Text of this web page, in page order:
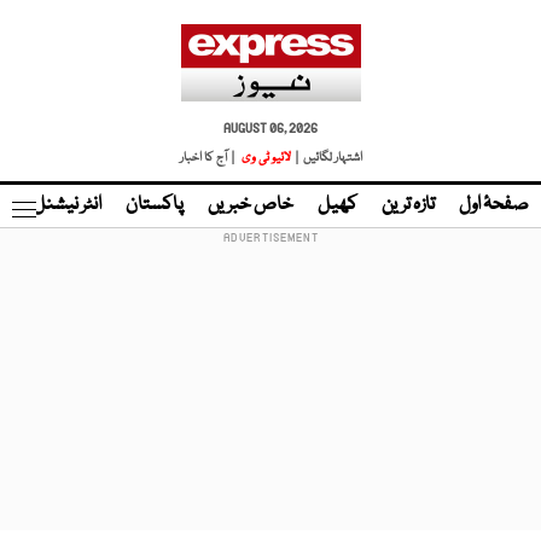
AUGUST 06, 2026
اشتہار لگائیں |
لائیو ٹی وی | آج کا اخبار
صفحۂ اول تازہ ترین کھیل خاص خبریں پاکستان انٹر نیشنل